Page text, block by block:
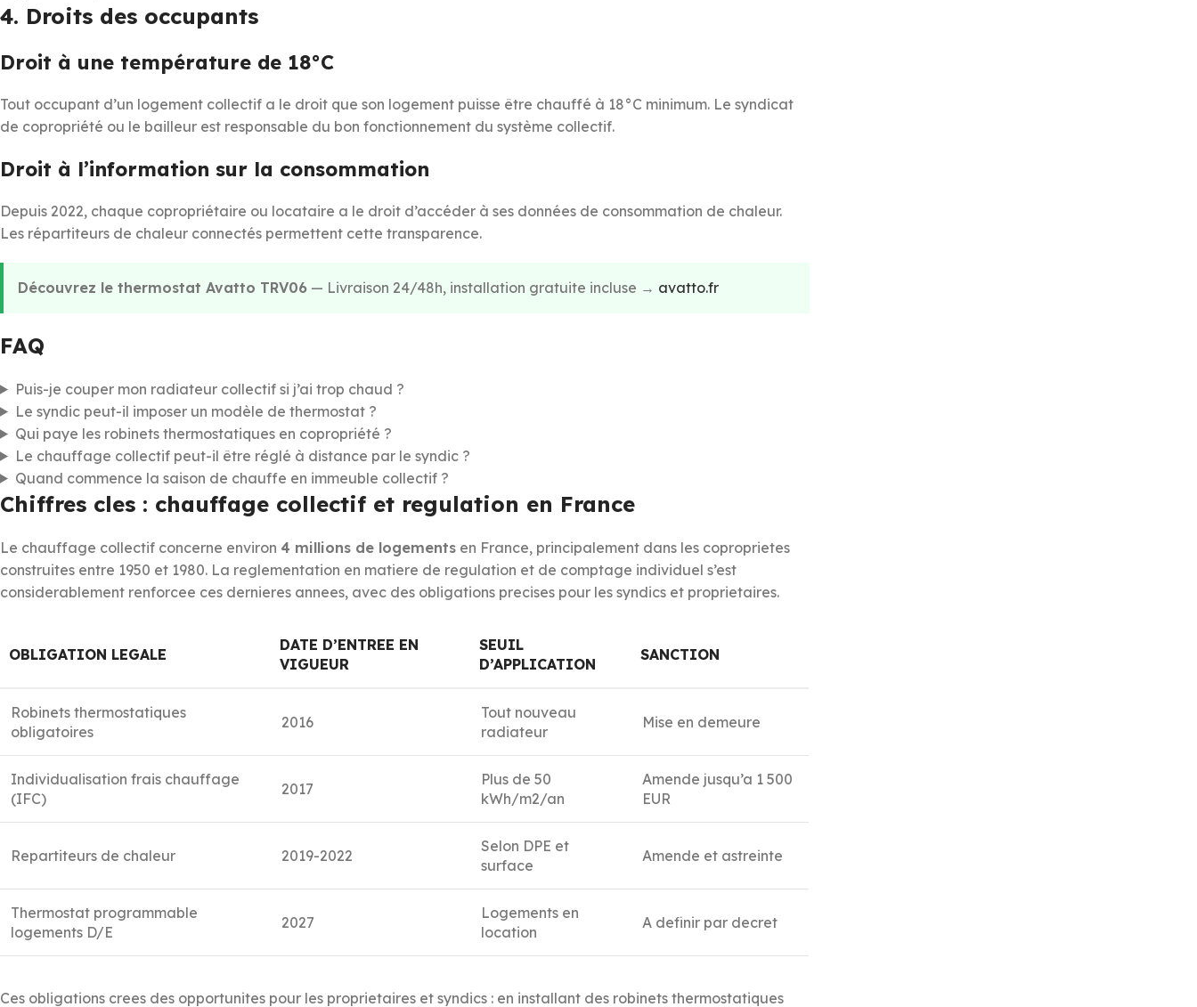
4. Droits des occupants
Droit à une température de 18°C
Tout occupant d’un logement collectif a le droit que son logement puisse être chauffé à 18°C minimum. Le syndicat
de copropriété ou le bailleur est responsable du bon fonctionnement du système collectif.
Droit à l’information sur la consommation
Depuis 2022, chaque copropriétaire ou locataire a le droit d’accéder à ses données de consommation de chaleur.
Les répartiteurs de chaleur connectés permettent cette transparence.
Découvrez le thermostat Avatto TRV06 — Livraison 24/48h, installation gratuite incluse → avatto.fr
FAQ
Puis-je couper mon radiateur collectif si j’ai trop chaud ?
Le syndic peut-il imposer un modèle de thermostat ?
Qui paye les robinets thermostatiques en copropriété ?
Le chauffage collectif peut-il être réglé à distance par le syndic ?
Quand commence la saison de chauffe en immeuble collectif ?
Chiffres cles : chauffage collectif et regulation en France
Le chauffage collectif concerne environ 4 millions de logements en France, principalement dans les coproprietes
construites entre 1950 et 1980. La reglementation en matiere de regulation et de comptage individuel s’est
considerablement renforcee ces dernieres annees, avec des obligations precises pour les syndics et proprietaires.
OBLIGATION LEGALE
DATE D’ENTREE EN
VIGUEUR
SEUIL
D’APPLICATION
SANCTION
Robinets thermostatiques
obligatoires
2016
Tout nouveau
radiateur
Mise en demeure
Individualisation frais chauffage
(IFC)
2017
Plus de 50
kWh/m2/an
Amende jusqu’a 1 500
EUR
Repartiteurs de chaleur 2019-2022
Selon DPE et
surface
Amende et astreinte
Thermostat programmable
logements D/E
2027
Logements en
location
A definir par decret
Ces obligations crees des opportunites pour les proprietaires et syndics : en installant des robinets thermostatiques